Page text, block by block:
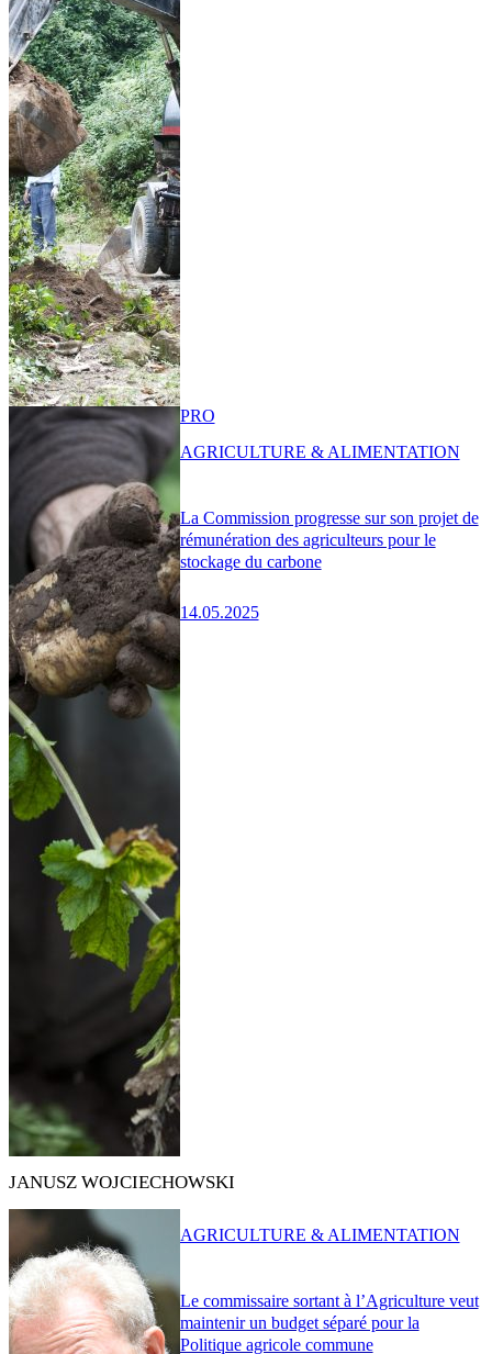
La Commission progresse sur son projet de
rémunération des agriculteurs pour le
stockage du carbone
14.05.2025
PRO
AGRICULTURE & ALIMENTATION
JANUSZ WOJCIECHOWSKI
Le commissaire sortant à l’Agriculture veut
maintenir un budget séparé pour la
Politique agricole commune
AGRICULTURE & ALIMENTATION